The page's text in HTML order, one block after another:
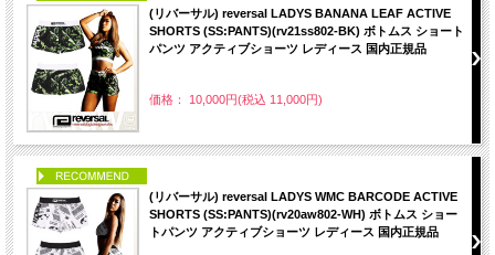
(リバーサル) reversal LADYS BANANA LEAF ACTIVE
SHORTS (SS:PANTS)(rv21ss802-BK) ボトムス ショート
パンツ アクティブショーツ レディース 国内正規品
価格： 10,000円(税込 11,000円)
(リバーサル) reversal LADYS WMC BARCODE ACTIVE
SHORTS (SS:PANTS)(rv20aw802-WH) ボトムス ショー
トパンツ アクティブショーツ レディース 国内正規品